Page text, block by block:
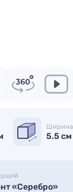
Ширина
5.5 см
«Серебро»